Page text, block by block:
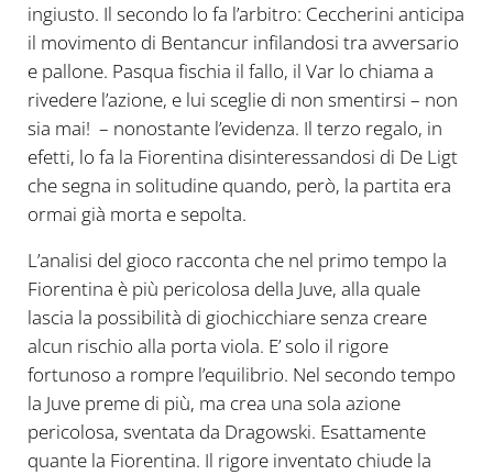
ingiusto. Il secondo lo fa l’arbitro: Ceccherini anticipa
il movimento di Bentancur infilandosi tra avversario
e pallone. Pasqua fischia il fallo, il Var lo chiama a
rivedere l’azione, e lui sceglie di non smentirsi – non
sia mai! – nonostante l’evidenza. Il terzo regalo, in
efetti, lo fa la Fiorentina disinteressandosi di De Ligt
che segna in solitudine quando, però, la partita era
ormai già morta e sepolta.
L’analisi del gioco racconta che nel primo tempo la
Fiorentina è più pericolosa della Juve, alla quale
lascia la possibilità di giochicchiare senza creare
alcun rischio alla porta viola. E’ solo il rigore
fortunoso a rompre l’equilibrio. Nel secondo tempo
la Juve preme di più, ma crea una sola azione
pericolosa, sventata da Dragowski. Esattamente
quante la Fiorentina. Il rigore inventato chiude la